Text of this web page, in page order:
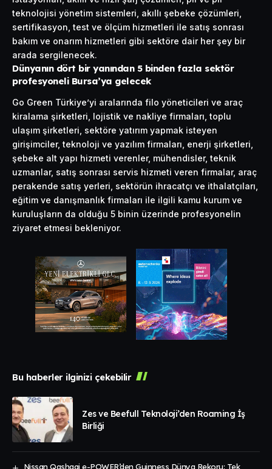
teknolojisi yönetim sistemleri, akıllı şebeke çözümleri,
sertifikasyon, test ve ölçüm hizmetleri ile satış sonrası
bakım ve onarım hizmetleri gibi sektöre dair her şey bir
arada sergilenecek.
Dünyanın dört bir yanından 5 binden fazla sektör
profesyoneli Bursa’ya gelecek
Go Green Türkiye’yi aralarında filo yöneticileri ve araç
kiralama şirketleri, lojistik ve nakliye firmaları, toplu
ulaşım şirketleri, sektöre yatırım yapmak isteyen
girişimciler, teknoloji ve yazılım firmaları, enerji şirketleri,
şebeke alt yapı hizmeti verenler, mühendisler, teknik
uzmanlar, satış sonrası servis hizmeti veren firmalar, araç
perakende satış yerleri, sektörün ihracatçı ve ithalatçıları,
eğitim ve danışmanlık firmaları ile ilgili kamu kurum ve
kuruluşların da olduğu 5 binin üzerinde profesyonelin
ziyaret etmesi bekleniyor.
Bu haberler ilginizi çekebilir
Zes ve Beefull Teknoloji’den Roaming İş
Birliği
Nissan Qashqai e-POWER’den Guinness Dünya Rekoru: Tek